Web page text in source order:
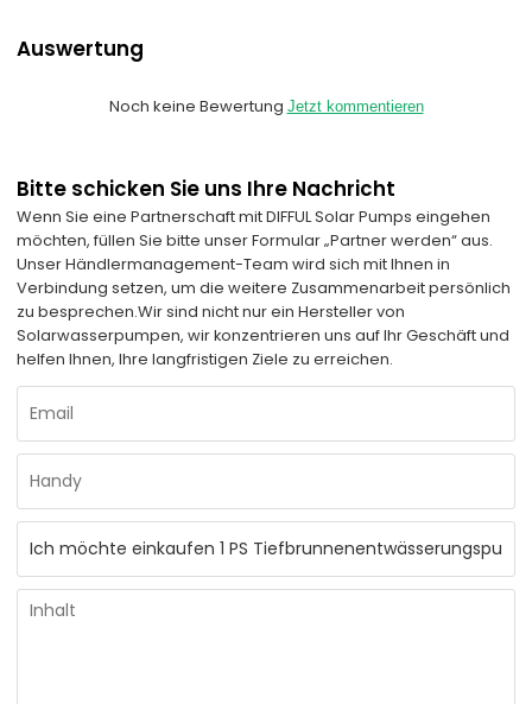
Auswertung
Noch keine Bewertung Jetzt kommentieren
Bitte schicken Sie uns Ihre Nachricht
Wenn Sie eine Partnerschaft mit DIFFUL Solar Pumps eingehen
möchten, füllen Sie bitte unser Formular „Partner werden“ aus.
Unser Händlermanagement-Team wird sich mit Ihnen in
Verbindung setzen, um die weitere Zusammenarbeit persönlich
zu besprechen.Wir sind nicht nur ein Hersteller von
Solarwasserpumpen, wir konzentrieren uns auf Ihr Geschäft und
helfen Ihnen, Ihre langfristigen Ziele zu erreichen.